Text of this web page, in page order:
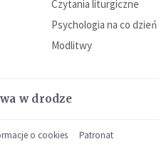
Czytania liturgiczne
Psychologia na co dzień
Modlitwy
w drodze
o cookies Patronat